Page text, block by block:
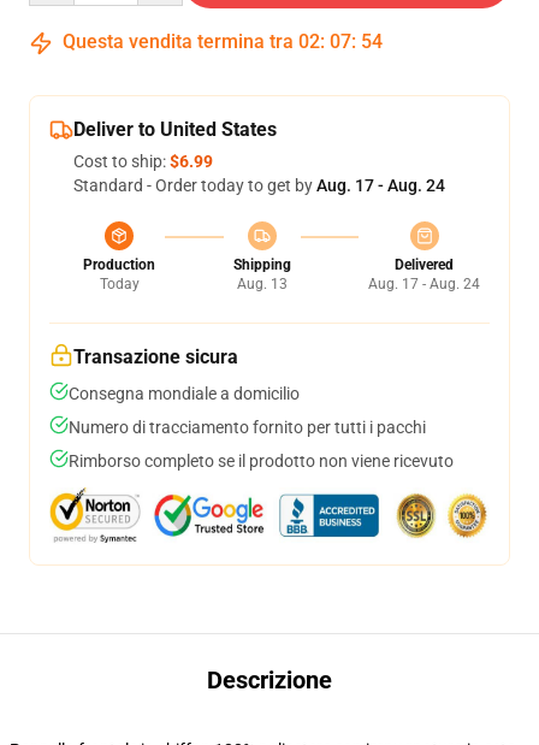
Questa vendita termina tra 02: 07: 54
Deliver to United States
Cost to ship:$6.99
Standard - Order today to get byAug. 17 - Aug. 24
Production
Today
Shipping
Aug. 13
Delivered
Aug. 17 - Aug. 24
Transazione sicura
Consegna mondiale a domicilio
Numero di tracciamento fornito per tutti i pacchi
Rimborso completo se il prodotto non viene ricevuto
Descrizione